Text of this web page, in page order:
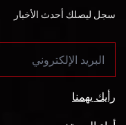
سجل ليصلك أحدث الأخبار
رأيك يهمنا